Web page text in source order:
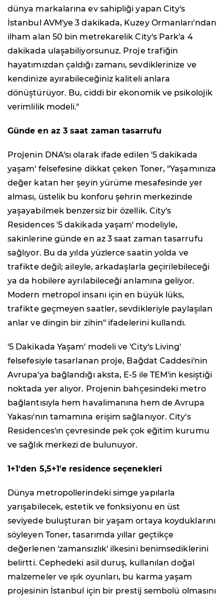
dünya markalarına ev sahipliği yapan City's
İstanbul AVM'ye 3 dakikada, Kuzey Ormanları'ndan
ilham alan 50 bin metrekarelik City's Park'a 4
dakikada ulaşabiliyorsunuz. Proje trafiğin
hayatımızdan çaldığı zamanı, sevdiklerinize ve
kendinize ayırabileceğiniz kaliteli anlara
dönüştürüyor. Bu, ciddi bir ekonomik ve psikolojik
verimlilik modeli."
Günde en az 3 saat zaman tasarrufu
Projenin DNA'sı olarak ifade edilen '5 dakikada
yaşam' felsefesine dikkat çeken Toner, "Yaşamınıza
değer katan her şeyin yürüme mesafesinde yer
alması, üstelik bu konforu şehrin merkezinde
yaşayabilmek benzersiz bir özellik. City's
Residences '5 dakikada yaşam' modeliyle,
sakinlerine günde en az 3 saat zaman tasarrufu
sağlıyor. Bu da yılda yüzlerce saatin yolda ve
trafikte değil; aileyle, arkadaşlarla geçirilebileceği
ya da hobilere ayrılabileceği anlamına geliyor.
Modern metropol insanı için en büyük lüks,
trafikte geçmeyen saatler, sevdikleriyle paylaşılan
anlar ve dingin bir zihin" ifadelerini kullandı.
'5 Dakikada Yaşam' modeli ve 'City's Living'
felsefesiyle tasarlanan proje, Bağdat Caddesi'nin
Avrupa'ya bağlandığı aksta, E-5 ile TEM'in kesiştiği
noktada yer alıyor. Projenin bahçesindeki metro
bağlantısıyla hem havalimanına hem de Avrupa
Yakası'nın tamamına erişim sağlanıyor. City's
Residences'ın çevresinde pek çok eğitim kurumu
ve sağlık merkezi de bulunuyor.
1+1'den 5,5+1'e residence seçenekleri
Dünya metropollerindeki simge yapılarla
yarışabilecek, estetik ve fonksiyonu en üst
seviyede buluşturan bir yaşam ortaya koyduklarını
söyleyen Toner, tasarımda yıllar geçtikçe
değerlenen 'zamansızlık' ilkesini benimsediklerini
belirtti. Cephedeki asil duruş, kullanılan doğal
malzemeler ve ışık oyunları, bu karma yaşam
projesinin İstanbul için bir prestij sembolü olmasını